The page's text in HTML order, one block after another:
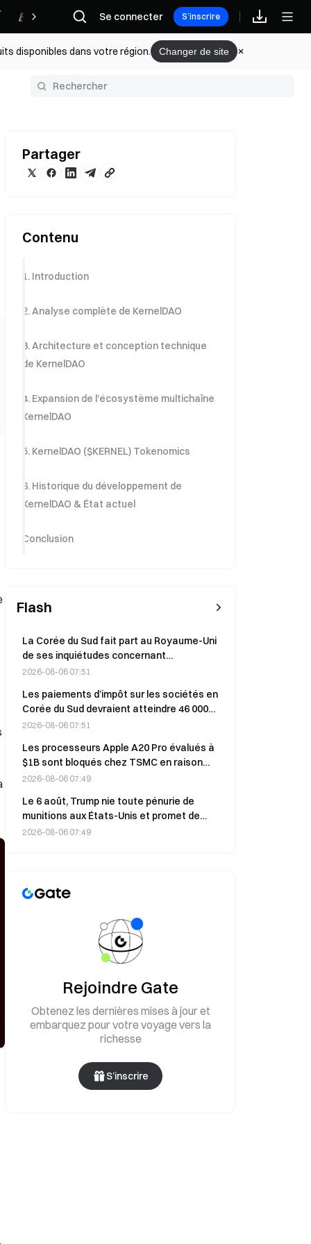
Récompenses
Se connecter S’inscrire
disponibles dans votre région. Changer de site
Partager
Contenu
1. Introduction
2. Analyse complète de KernelDAO
3. Architecture et conception technique
de KernelDAO
4. Expansion de l'écosystème multichaîne
KernelDAO
5. KernelDAO ($KERNEL) Tokenomics
6. Historique du développement de
KernelDAO & État actuel
Conclusion
Flash
La Corée du Sud fait part au Royaume-Uni
de ses inquiétudes concernant
l’approvisionnement en GNL face aux
janvier
2026-08-06 07:51
Les paiements d’impôt sur les sociétés en
Corée du Sud devraient atteindre 46 000
milliards de wons en août, dans un
conducteurs.
2026-08-06 07:51
Les processeurs Apple A20 Pro évalués à
$1B sont bloqués chez TSMC en raison
d’une pénurie de DRAM.
2026-08-06 07:49
Le 6 août, Trump nie toute pénurie de
munitions aux États-Unis et promet de
punir les responsables des fuites.
2026-08-06 07:49
Rejoindre Gate
Obtenez les dernières mises à jour et
embarquez pour votre voyage vers la
richesse
S’inscrire